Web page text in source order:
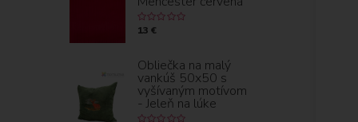
13 €
Obliečka na malý
vankúš 50x50 s
vyšívaným motívom
- Jeleň na lúke